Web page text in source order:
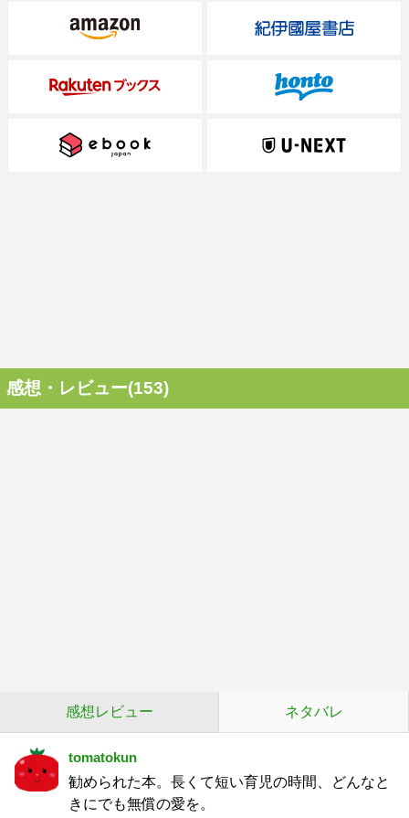
感想・レビュー(153)
感想レビュー ネタバレ
tomatokun
勧められた本。長くて短い育児の時間、どんなと
きにでも無償の愛を。